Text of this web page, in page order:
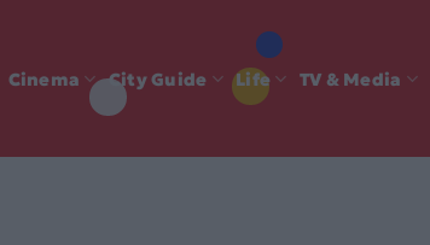
Cinema City Guide Life TV & Media